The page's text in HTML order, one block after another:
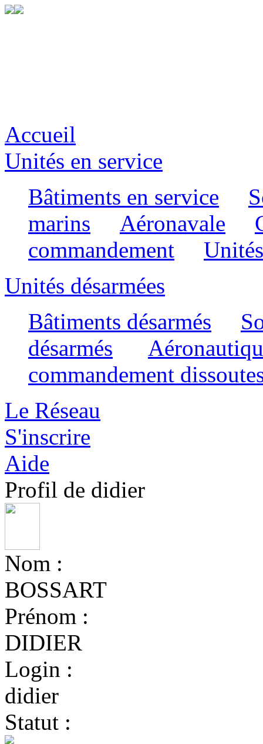
Accueil
Unités en service
Bâtiments en service
marins
Aéronavale
commandement
Unités désarmées
Bâtiments désarmés
désarmés
commandement
Le Réseau
S'inscrire
Aide
Profil de didier
Nom :
BOSSART
Prénom :
DIDIER
Login :
didier
Statut :